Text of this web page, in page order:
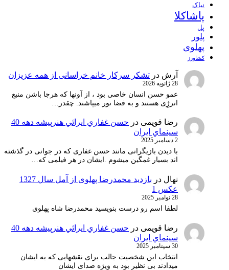
نیاک
پاشاکلا
پل
پلور
پهلوی
کشاورز
آرش در تشکر سرکار خانم خراسانی از همه عزیزان
28 ژانویه 2026
عمو حسن انسان خاصی بود ، از آونها که هرجا باشن منبع
انرژِی هستند و به فضا نور میپاشند. چقدر…
رضا قویمی در
حسن غفاري ايرائي هنرپيشه دهه 40
سينماي ايران
2 دسامبر 2025
با دیدن بازیگرانی مانند حسن غفاری که در جوانی در گذشته
اند بسیار غمگین میشوم .ایشان در هر فیلمی که…
نهال در
بازدید محمدرضا پهلوی از آمل سال 1327
عکس 1
28 نوامبر 2025
لطفا اسم رو درست بنویسید محمدرضا شاه پهلوی
رضا قویمی در
حسن غفاري ايرائي هنرپيشه دهه 40
سينماي ايران
30 سپتامبر 2025
انتخاب ابن شخصیت جالب برای نقشهایی که به ایشان
میدادند بی نظیر بود به ویژه صدای ایشان